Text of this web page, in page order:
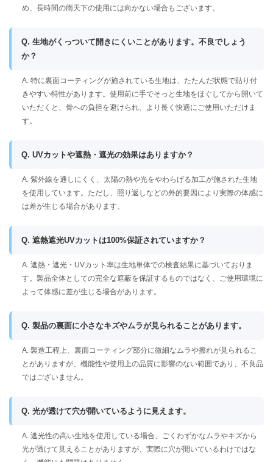
め、長時間の雨天下の使用には向かない場合もございます。
Q. 生地がくっついて開きにくいことがあります。不良でしょう
か？
A. 特に裏面コーティングが施されている生地は、たたんだ状態で貼り付
きやすい特性があります。使用前に手でそっと生地をほぐしてから開いて
いただくと、骨への負担を避けられ、より長く快適にご使用いただけま
す。
Q. UVカットや遮熱・遮光の効果はありますか？
A. 紫外線を通しにくく、太陽の熱や光をやわらげる加工が施された生地
を使用しています。ただし、照り返しなどの外的要因により実際の体感に
は差が生じる場合があります。
Q. 遮熱遮光UVカットは100%保証されていますか？
A. 遮熱・遮光・UVカット率は生地単体での検査結果に基づいておりま
す。製品全体としての完全な遮蔽を保証するものではなく、ご使用環境に
よって体感に差が生じる場合があります。
Q. 製品の裏面に小さなキズやムラが見られることがあります。
A. 製造工程上、裏面コーティング部分に微細なムラや擦れが見られるこ
とがありますが、機能性や使用上の品質に影響のない範囲であり、不良品
ではございません。
Q. 光が透けて穴が開いているように見えます。
A. 遮光性の高い生地を使用している場合、ごくわずかなムラやキズから
光が透けて見えることがありますが、実際に穴が開いているわけではな